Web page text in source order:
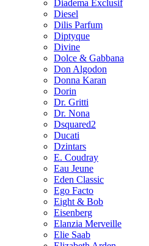
Diadema Exclusif
Diesel
Dilis Parfum
Diptyque
Divine
Dolce & Gabbana
Don Algodon
Donna Karan
Dorin
Dr. Gritti
Dr. Nona
Dsquared2
Ducati
Dzintars
E. Coudray
Eau Jeune
Eden Classic
Ego Facto
Eight & Bob
Eisenberg
Elanzia Merveille
Elie Saab